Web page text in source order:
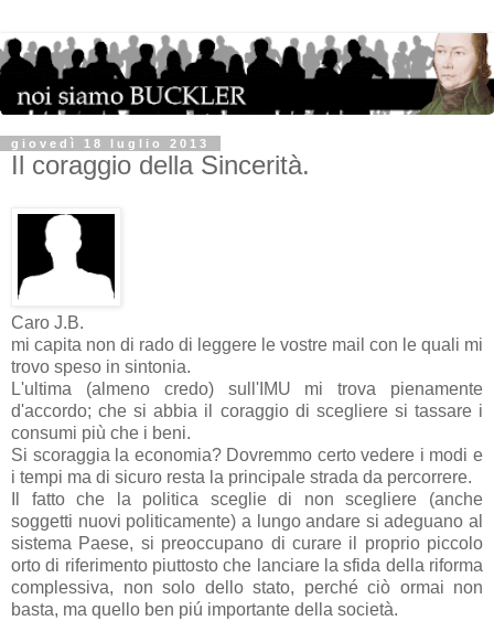
giovedì 18 luglio 2013
Il coraggio della Sincerità.
Caro J.B.
mi capita non di rado di leggere le vostre mail con le quali mi
trovo speso in sintonia.
L'ultima (almeno credo) sull'IMU mi trova pienamente
d'accordo; che si abbia il coraggio di scegliere si tassare i
consumi più che i beni.
Si scoraggia la economia? Dovremmo certo vedere i modi e
i tempi ma di sicuro resta la principale strada da percorrere.
Il fatto che la politica sceglie di non scegliere (anche
soggetti nuovi politicamente) a lungo andare si adeguano al
sistema Paese, si preoccupano di curare il proprio piccolo
orto di riferimento piuttosto che lanciare la sfida della riforma
complessiva, non solo dello stato, perché ciò ormai non
basta, ma quello ben piú importante della società.